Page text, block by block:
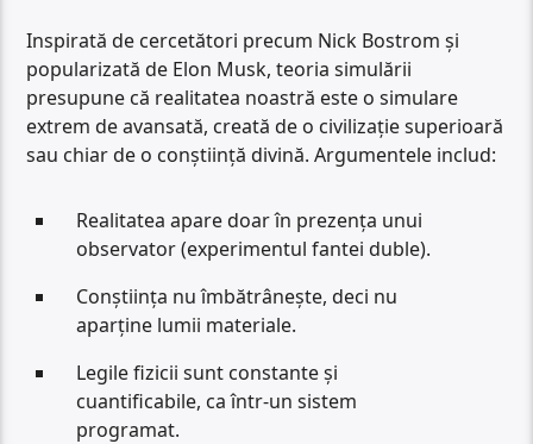
Inspirată de cercetători precum Nick Bostrom și
popularizată de Elon Musk, teoria simulării
presupune că realitatea noastră este o simulare
extrem de avansată, creată de o civilizație superioară
sau chiar de o conștiință divină. Argumentele includ:
Realitatea apare doar în prezența unui
observator (experimentul fantei duble).
Conștiința nu îmbătrânește, deci nu
aparține lumii materiale.
Legile fizicii sunt constante și
cuantificabile, ca într-un sistem
programat.